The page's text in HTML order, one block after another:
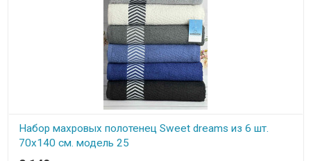
Набор махровых полотенец Sweet dreams из 6 шт.
70x140 см. модель 25